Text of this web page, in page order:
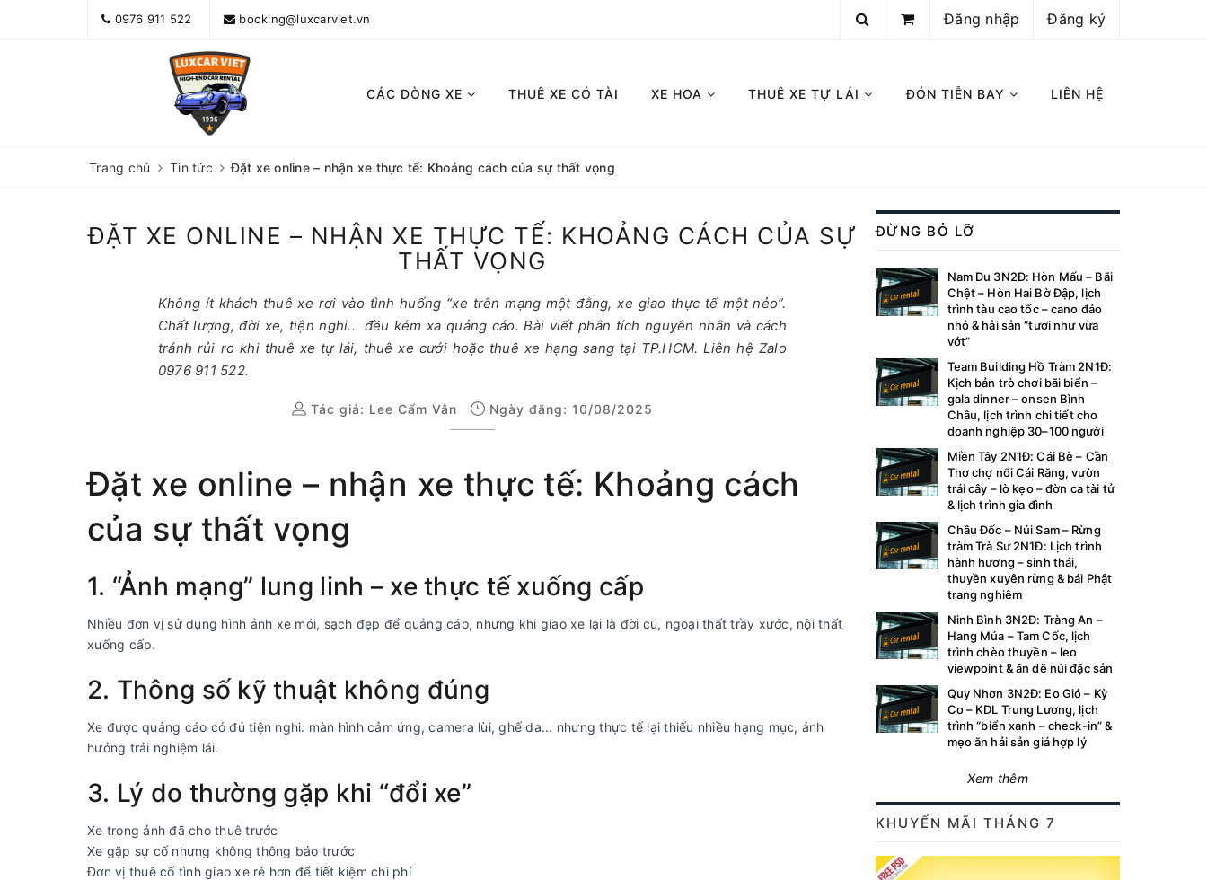
0976 911 522 booking@luxcarviet.vn Đăng ký
Đăng nhập
CÁC DÒNG XE THUÊ XE CÓ TÀI XE HOA THUÊ XE TỰ LÁI ĐÓN TIỄN BAY LIÊN HỆ
Trang chủ Tin tức Đặt xe online – nhận xe thực tế: Khoảng cách của sự thất vọng
ĐẶT XE ONLINE – NHẬN XE THỰC TẾ: KHOẢNG CÁCH CỦA SỰ
THẤT VỌNG
Không ít khách thuê xe rơi vào tình huống “xe trên mạng một đằng, xe giao thực tế một nẻo”.
Chất lượng, đời xe, tiện nghi... đều kém xa quảng cáo. Bài viết phân tích nguyên nhân và cách
tránh rủi ro khi thuê xe tự lái, thuê xe cưới hoặc thuê xe hạng sang tại TP.HCM. Liên hệ Zalo
0976 911 522.
Tác giả: Lee Cẩm Vân Ngày đăng: 10/08/2025
Đặt xe online – nhận xe thực tế: Khoảng cách
của sự thất vọng
1. “Ảnh mạng” lung linh – xe thực tế xuống cấp
Nhiều đơn vị sử dụng hình ảnh xe mới, sạch đẹp để quảng cáo, nhưng khi giao xe lại là đời cũ, ngoại thất trầy xước, nội thất
xuống cấp.
2. Thông số kỹ thuật không đúng
Xe được quảng cáo có đủ tiện nghi: màn hình cảm ứng, camera lùi, ghế da... nhưng thực tế lại thiếu nhiều hạng mục, ảnh
hưởng trải nghiệm lái.
3. Lý do thường gặp khi “đổi xe”
Xe trong ảnh đã cho thuê trước
Xe gặp sự cố nhưng không thông báo trước
Đơn vị thuê cố tình giao xe rẻ hơn để tiết kiệm chi phí
ĐỪNG BỎ LỠ
Nam Du 3N2Đ: Hòn Mấu – Bãi
Chệt – Hòn Hai Bờ Đập, lịch
trình tàu cao tốc – cano đảo
nhỏ & hải sản “tươi như vừa
vớt”
Team Building Hồ Tràm 2N1Đ:
Kịch bản trò chơi bãi biển –
gala dinner – onsen Bình
Châu, lịch trình chi tiết cho
doanh nghiệp 30–100 người
Miền Tây 2N1Đ: Cái Bè – Cần
Thơ chợ nổi Cái Răng, vườn
trái cây – lò kẹo – đờn ca tài tử
& lịch trình gia đình
Châu Đốc – Núi Sam – Rừng
tràm Trà Sư 2N1Đ: Lịch trình
hành hương – sinh thái,
thuyền xuyên rừng & bái Phật
trang nghiêm
Ninh Bình 3N2Đ: Tràng An –
Hang Múa – Tam Cốc, lịch
trình chèo thuyền – leo
viewpoint & ăn dê núi đặc sản
Quy Nhơn 3N2Đ: Eo Gió – Kỳ
Co – KDL Trung Lương, lịch
trình “biển xanh – check-in” &
mẹo ăn hải sản giá hợp lý
Xem thêm
KHUYẾN MÃI THÁNG 7